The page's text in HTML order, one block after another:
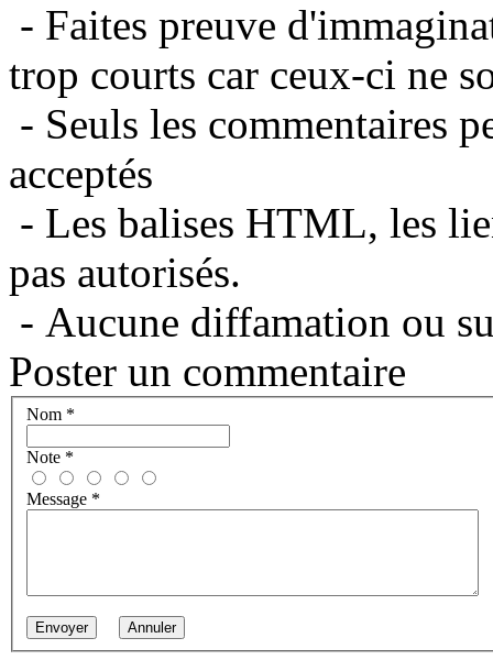
- Faites preuve
trop courts car ceux-ci ne
- Seuls les commentaires
acceptés
- Les balises HTML, les
pas autorisés.
- Aucune diffamation ou
Poster un commentaire
Nom *
Note *
Message *